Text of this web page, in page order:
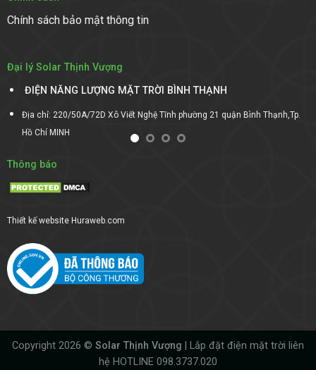
Chính sách bảo mật thông tin
Đại lý Solar Thịnh Vượng
ĐIỆN NĂNG LƯỢNG MẶT TRỜI BÌNH THẠNH
Địa chỉ: 220/50A/72D Xô Viết Nghệ Tĩnh phường 21 quận Bình Thạnh,Tp.
Hồ Chí MINH
Thông báo
Thiết kế website Huraweb.com
Copyright 2026 © Solar Thịnh Vượng | Lắp đặt điện mặt trời liên
hệ HOTLINE 098.3737.020